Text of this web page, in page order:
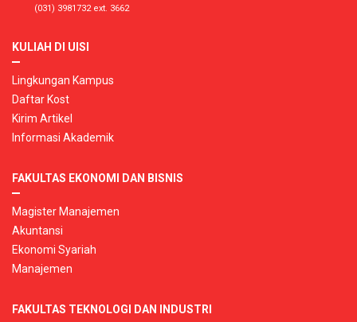
(031) 3981732 ext. 3662
KULIAH DI UISI
Lingkungan Kampus
Daftar Kost
Kirim Artikel
Informasi Akademik
FAKULTAS EKONOMI DAN BISNIS
Magister Manajemen
Akuntansi
Ekonomi Syariah
Manajemen
FAKULTAS TEKNOLOGI DAN INDUSTRI